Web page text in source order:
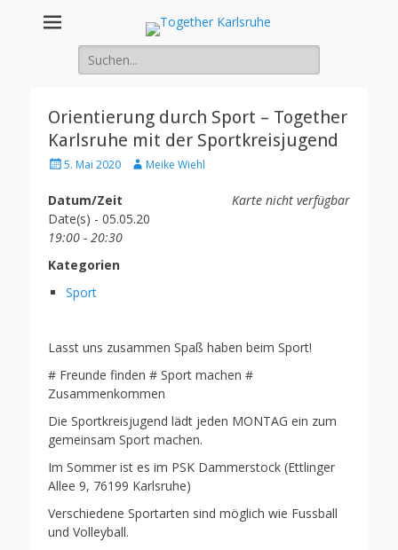
Together
Integration von jungen Menschen mit Fluchterfahrung und
Suche
nach:
Orientierung durch Sport – Together
Karlsruhe mit der Sportkreisjugend
Posted
5. Mai 2020 AuthorMeike Wiehl
Karte nicht verfügbar
Datum/Zeit
Date(s) - 05.05.20
19:00 - 20:30
Kategorien
Sport
Lasst uns zusammen Spaß haben beim Sport!
# Freunde finden # Sport machen #
Zusammenkommen
Die Sportkreisjugend lädt jeden MONTAG ein zum
gemeinsam Sport machen.
Im Sommer ist es im PSK Dammerstock (Ettlinger
Allee 9, 76199 Karlsruhe)
Verschiedene Sportarten sind möglich wie Fussball
und Volleyball.